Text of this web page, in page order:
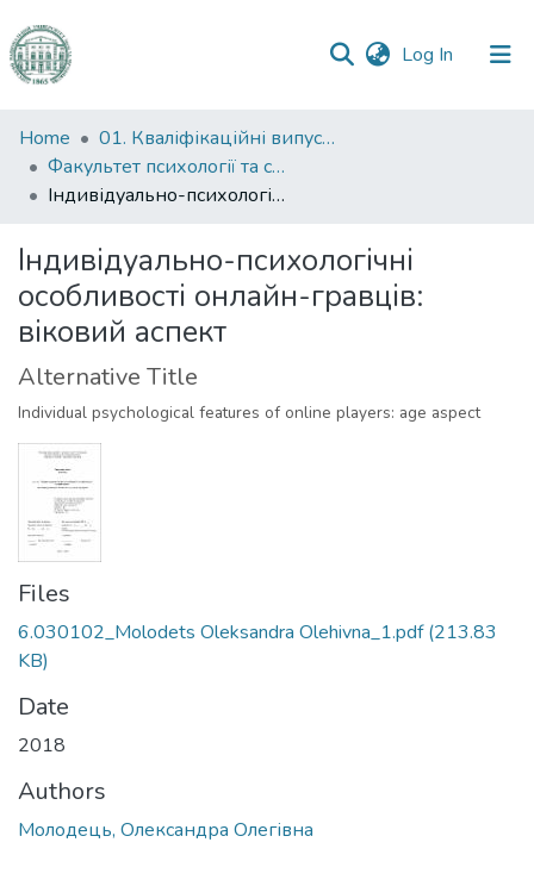
Log In (current)
Communities
&
Collections
Statistics
Home
01. Кваліфікаційні випускні роботи здобувачів вищої освіти
Факультет психології та соціальної роботи
Індивідуально-психологічні особливості онлайн-гравців: віковий аспект
Індивідуально-психологічні
особливості онлайн-гравців:
віковий аспект
Alternative Title
Individual psychological features of online players: age aspect
Files
6.030102_Molodets Oleksandra Olehivna_1.pdf(213.83
KB)
Date
2018
Authors
Молодець, Олександра Олегівна